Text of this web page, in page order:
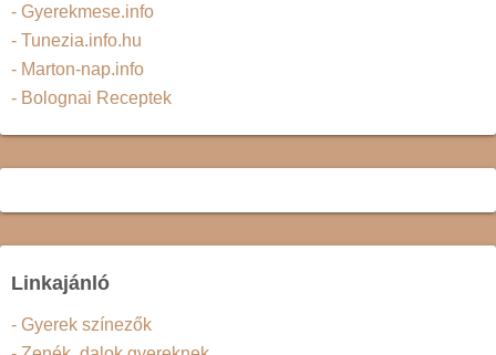
- Gyerekmese.info
- Tunezia.info.hu
- Marton-nap.info
- Bolognai Receptek
Linkajánló
- Gyerek színezők